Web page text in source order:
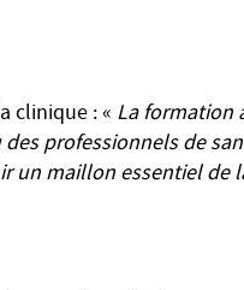
clinique : « La formation
des professionnels de
un maillon essentiel de